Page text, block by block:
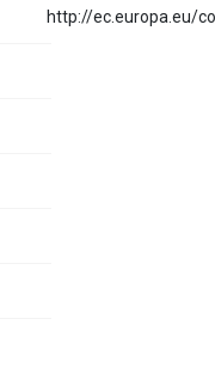
http://ec.europa.eu/